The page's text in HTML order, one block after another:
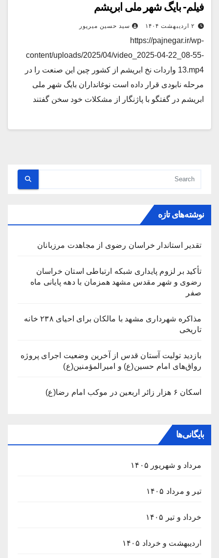
فیلم- بایگ شهر ملی ابریشم
۲ اردیبهشت ۱۴۰۴ سید حسین میرپور
https://pajnegar.ir/wp-
content/uploads/2025/04/video_2025-04-22_08-55-
13.mp4 واردات نخ ابریشم از کشور چین این صنعت را در
مرحله نابودی قرار داده است نوغانداران بایگ شهر ملی
ابریشم در گفتگو با پاژنگار از مشکلات خود سخن گفتند
نوشته‌های تازه
تقدیر استاندار خراسان رضوی از مجاهدت مرزبانان
تأکید بر لزوم پایداری شبکه ارتباطی استان خراسان
رضوی و شهر مقدس مشهد همزمان با دهه پایانی ماه
صفر
مذاکره شهرداری مشهد با مالکان برای احیای ۲۳۸ خانه
تاریخی
بازدید تولیت آستان قدس از آخرین وضعیت اجرای پروژه
رواق‌های امام حسین(ع) و امیرالمؤمنین(ع)
اسکان ۶ هزار زائر اربعین در موکب امام رضا(ع)
بایگانی‌ها
مرداد و شهریور ۱۴۰۵
تیر و مرداد ۱۴۰۵
خرداد و تیر ۱۴۰۵
اردیبهشت و خرداد ۱۴۰۵